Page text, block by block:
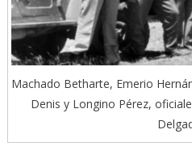
Machado Betharte, Emerio
Denis y Longino Pérez,